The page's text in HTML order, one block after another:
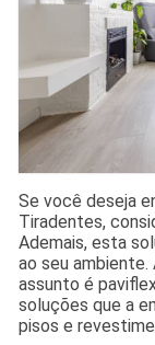
Se você deseja
Tiradentes,
Ademais, esta
ao seu ambiente.
assunto é
soluções que a
pisos e